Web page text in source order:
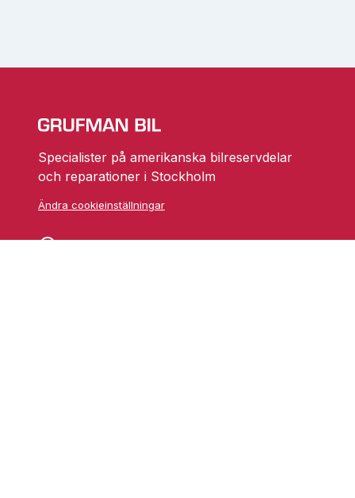
Specialister på amerikanska bilreservdelar
och reparationer i Stockholm
Ändra cookieinställningar